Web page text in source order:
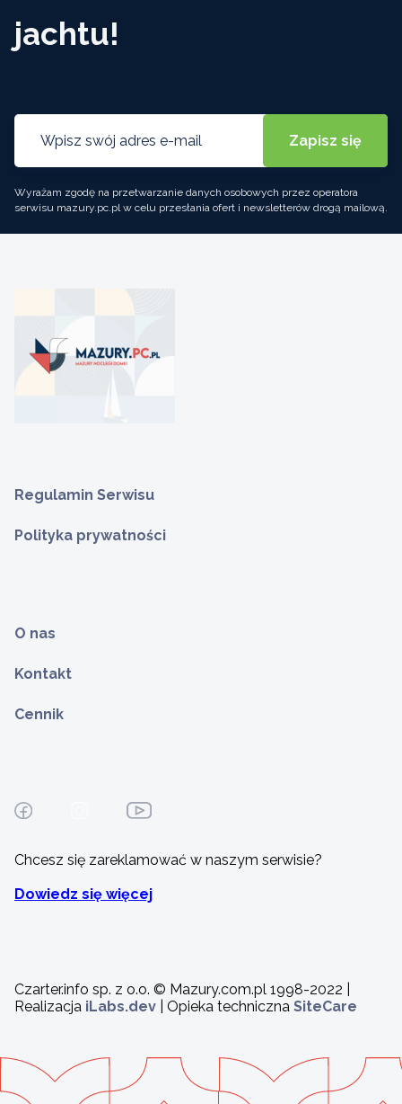
jachtu!
Wyrażam zgodę na przetwarzanie danych osobowych przez operatora
serwisu mazury.pc.pl w celu przesłania ofert i newsletterów drogą mailową.
Regulamin Serwisu
Polityka prywatności
O nas
Kontakt
Cennik
Chcesz się zareklamować w naszym serwisie?
Dowiedz się więcej
Czarter.info sp. z o.o. © Mazury.com.pl 1998-2022 |
Realizacja iLabs.dev | Opieka techniczna SiteCare